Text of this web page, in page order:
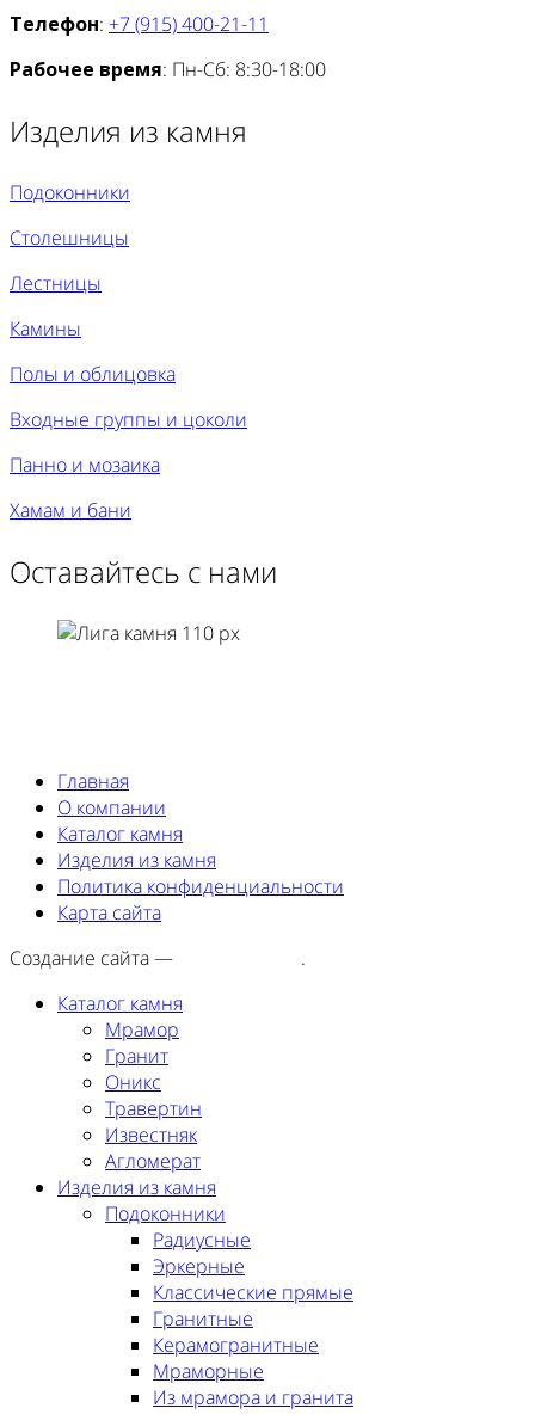
Телефон: +7 (915) 400-21-11
Рабочее время: Пн-Сб: 8:30-18:00
Изделия из камня
Подоконники
Столешницы
Лестницы
Камины
Полы и облицовка
Входные группы и цоколи
Панно и мозаика
Хамам и бани
Оставайтесь с нами
Главная
О компании
Каталог камня
Изделия из камня
Политика конфиденциальности
Карта сайта
Создание сайта —
.
Каталог камня
Мрамор
Гранит
Оникс
Травертин
Известняк
Агломерат
Изделия из камня
Подоконники
Радиусные
Эркерные
Классические прямые
Гранитные
Керамогранитные
Мраморные
Из мрамора и гранита